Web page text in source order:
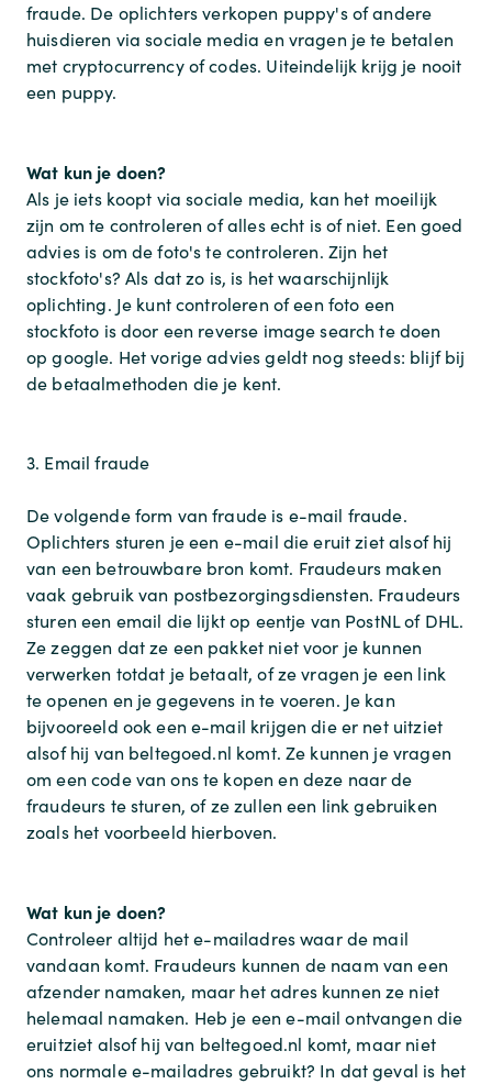
fraude. De oplichters verkopen puppy's of andere
huisdieren via sociale media en vragen je te betalen
met cryptocurrency of codes. Uiteindelijk krijg je nooit
een puppy.
Wat kun je doen?
Als je iets koopt via sociale media, kan het moeilijk
zijn om te controleren of alles echt is of niet. Een goed
advies is om de foto's te controleren. Zijn het
stockfoto's? Als dat zo is, is het waarschijnlijk
oplichting. Je kunt controleren of een foto een
stockfoto is door een reverse image search te doen
op google. Het vorige advies geldt nog steeds: blijf bij
de betaalmethoden die je kent.
3. Email fraude
De volgende form van fraude is e-mail fraude.
Oplichters sturen je een e-mail die eruit ziet alsof hij
van een betrouwbare bron komt. Fraudeurs maken
vaak gebruik van postbezorgingsdiensten. Fraudeurs
sturen een email die lijkt op eentje van PostNL of DHL.
Ze zeggen dat ze een pakket niet voor je kunnen
verwerken totdat je betaalt, of ze vragen je een link
te openen en je gegevens in te voeren. Je kan
bijvooreeld ook een e-mail krijgen die er net uitziet
alsof hij van beltegoed.nl komt. Ze kunnen je vragen
om een code van ons te kopen en deze naar de
fraudeurs te sturen, of ze zullen een link gebruiken
zoals het voorbeeld hierboven.
Wat kun je doen?
Controleer altijd het e-mailadres waar de mail
vandaan komt. Fraudeurs kunnen de naam van een
afzender namaken, maar het adres kunnen ze niet
helemaal namaken. Heb je een e-mail ontvangen die
eruitziet alsof hij van beltegoed.nl komt, maar niet
ons normale e-mailadres gebruikt? In dat geval is het